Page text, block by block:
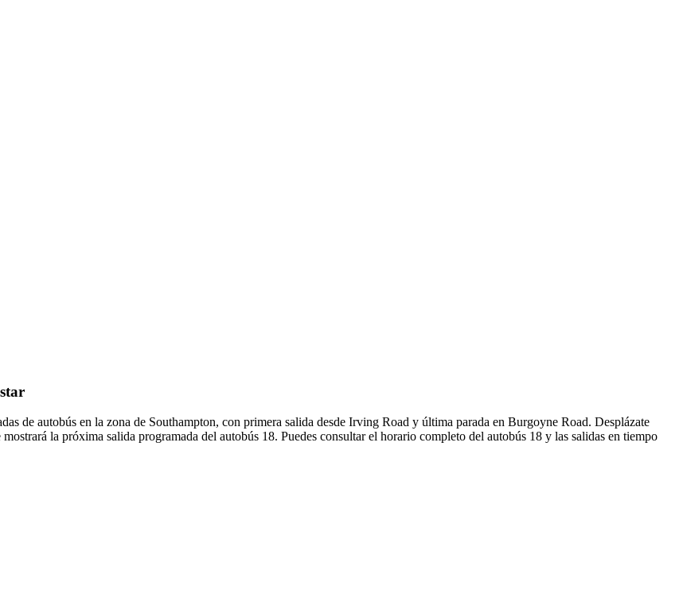
de autobús en la zona de Southampton, con primera salida desde Irving Road y última parada en Burgoyne Road. Desplázate
la próxima salida programada del autobús 18. Puedes consultar el horario completo del autobús 18 y las salidas en tiempo